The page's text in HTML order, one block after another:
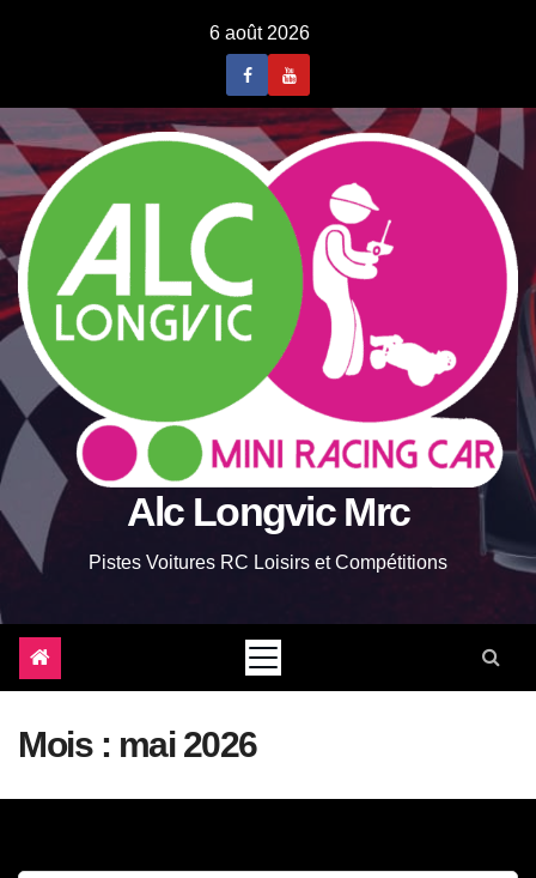
6 août 2026
Alc Longvic Mrc
Pistes Voitures RC Loisirs et Compétitions
Mois : mai 2026